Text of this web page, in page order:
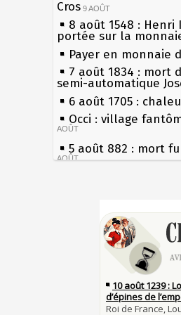
Cros 9 AOÛT
8 août 1548 : Henri
portée sur la
Payer en monnaie
7 août 1834 : mort
semi-automatique
6 août 1705 :
Occi : village
AOÛT
5 août 882 : mort
AOÛT
Rouelle 3 AOÛT
Musée Jean de La
rénovation 2 AOÛT
2 août 1802 :
1er août 1589 :
par Jacques
les siècles
27 mai 1610 :
du roi Henri IV
Pierre qui roule
Qui aime bien
Tout vient à point
François II (né le